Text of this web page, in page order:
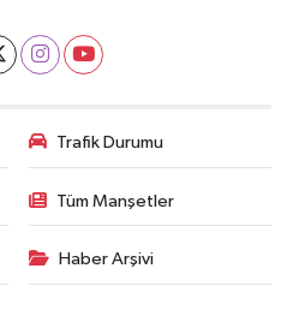
Trafik Durumu
Tüm Manşetler
Haber Arşivi